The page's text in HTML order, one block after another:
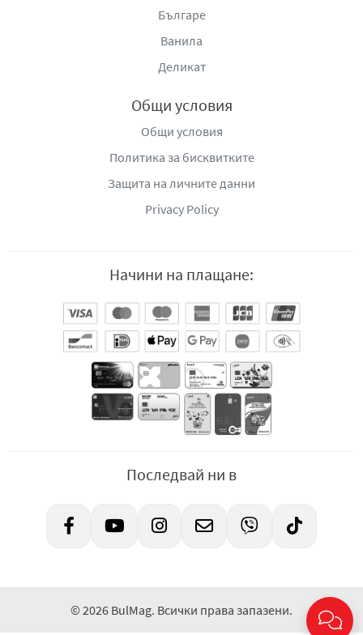
Българе
Ванила
Деликат
Общи условия
Общи условия
Политика за бисквитките
Защита на личните данни
Privacy Policy
Начини на плащане:
Последвай ни в
© 2026 BulMag. Всички права запазени.